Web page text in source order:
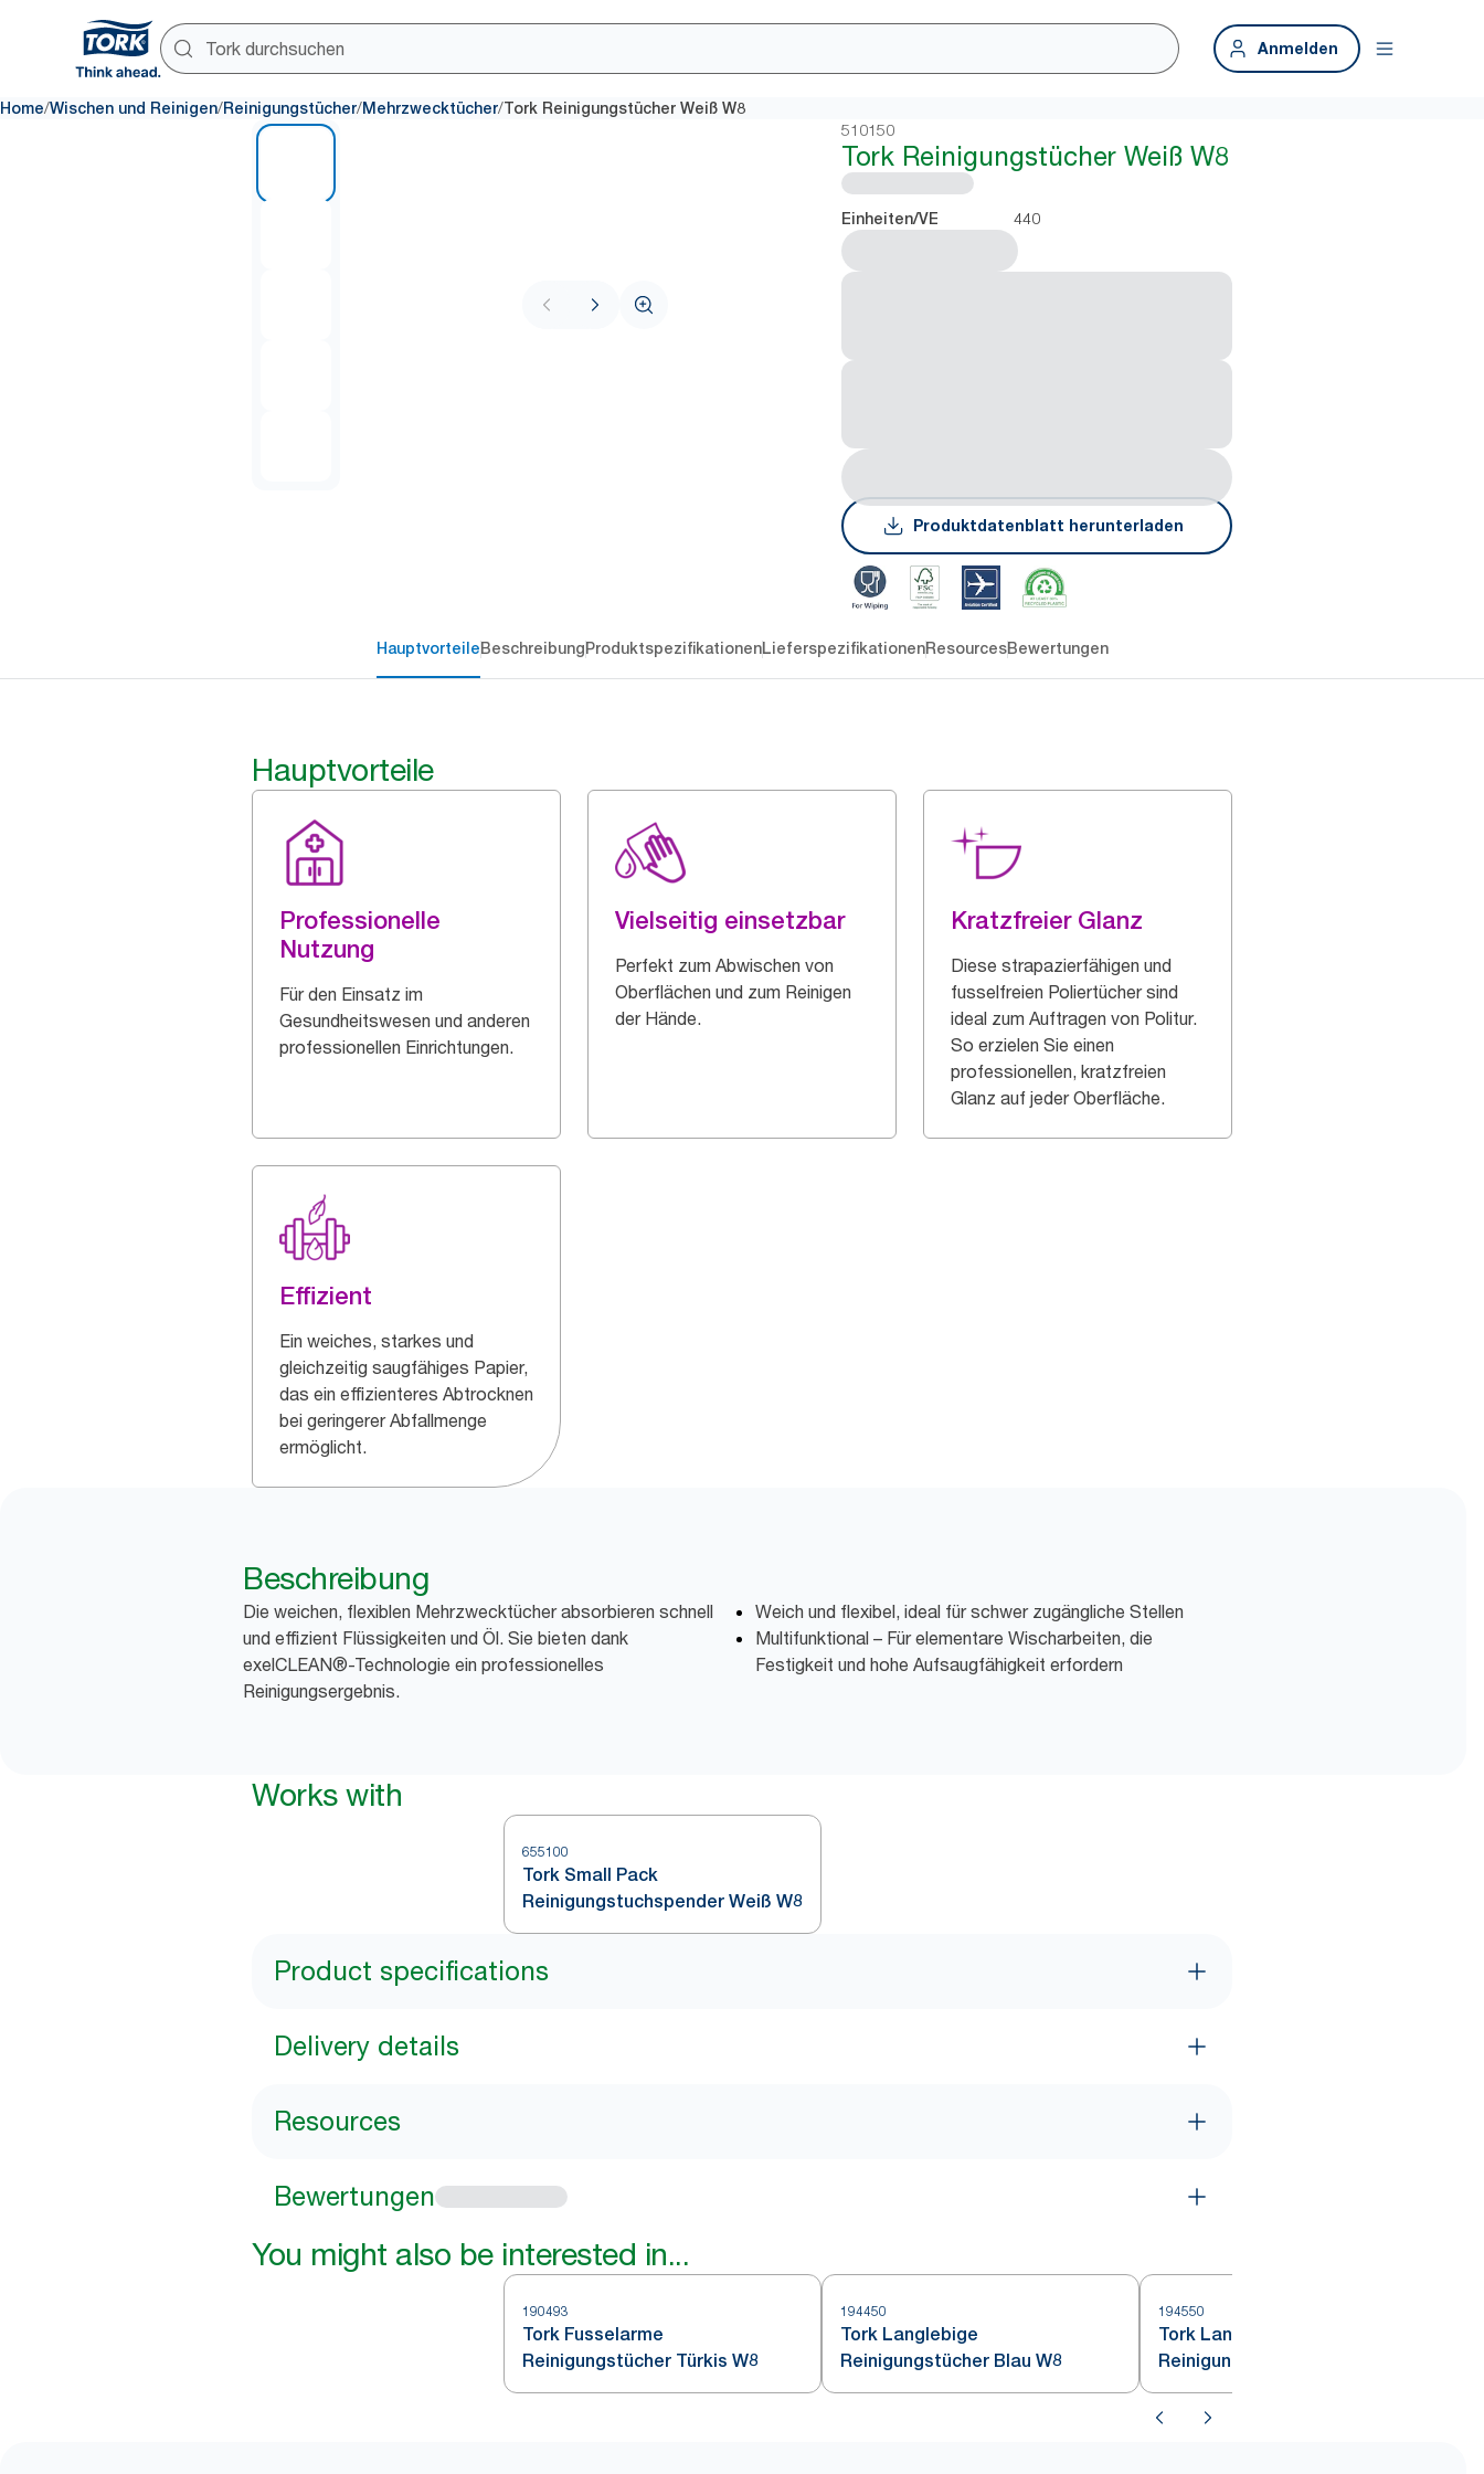
Anmelden
Home/Wischen und Reinigen/Reinigungstücher/Mehrzwecktücher/Tork Reinigungstücher Weiß W8
510150
Tork Reinigungstücher Weiß W8
Einheiten/VE 440
Produktdatenblatt herunterladen
HauptvorteileBeschreibungProduktspezifikationenLieferspezifikationenResourcesBewertungen
Hauptvorteile
Professionelle
Nutzung
Für den Einsatz im
Gesundheitswesen und anderen
professionellen Einrichtungen.
Vielseitig einsetzbar
Perfekt zum Abwischen von
Oberflächen und zum Reinigen
der Hände.
Kratzfreier Glanz
Diese strapazierfähigen und
fusselfreien Poliertücher sind
ideal zum Auftragen von Politur.
So erzielen Sie einen
professionellen, kratzfreien
Glanz auf jeder Oberfläche.
Effizient
Ein weiches, starkes und
gleichzeitig saugfähiges Papier,
das ein effizienteres Abtrocknen
bei geringerer Abfallmenge
ermöglicht.
Beschreibung
Die weichen, flexiblen Mehrzwecktücher absorbieren schnell
und effizient Flüssigkeiten und Öl. Sie bieten dank
exelCLEAN®-Technologie ein professionelles
Reinigungsergebnis.
Weich und flexibel, ideal für schwer zugängliche Stellen
Multifunktional – Für elementare Wischarbeiten, die
Festigkeit und hohe Aufsaugfähigkeit erfordern
Works with
655100
Tork Small Pack
Reinigungstuchspender Weiß W8
Product specifications
Delivery details
Resources
Bewertungen
You might also be interested in...
190493
Tork Fusselarme
Reinigungstücher Türkis W8
194450
Tork Langlebige
Reinigungstücher Blau W8
194550
Tork Langlebige
Reinigungstücher Grün W8